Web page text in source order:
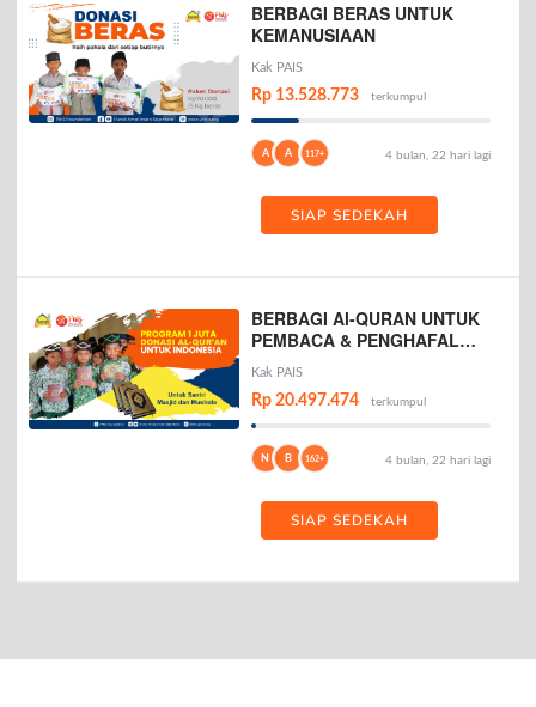
BERBAGI BERAS UNTUK
KEMANUSIAAN
Kak PAIS
Rp 13.528.773 terkumpul
A A 117+ 4 bulan, 22 hari lagi
SIAP SEDEKAH
BERBAGI Al-QURAN UNTUK
PEMBACA & PENGHAFAL
AL-QURAN
Kak PAIS
Rp 20.497.474 terkumpul
N B 162+ 4 bulan, 22 hari lagi
SIAP SEDEKAH